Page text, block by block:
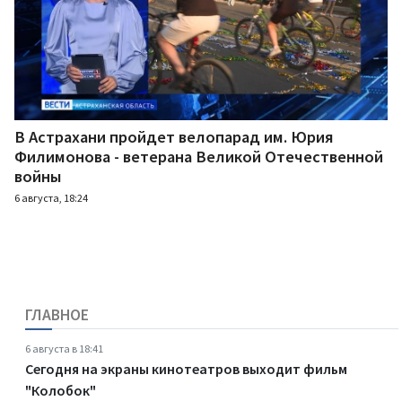
В Астрахани пройдет велопарад им. Юрия
Филимонова - ветерана Великой Отечественной
войны
6 августа, 18:24
ГЛАВНОЕ
6 августа в 18:41
Сегодня на экраны кинотеатров выходит фильм
"Колобок"